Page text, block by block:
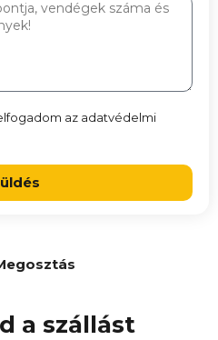
az adatvédelmi
a szállást